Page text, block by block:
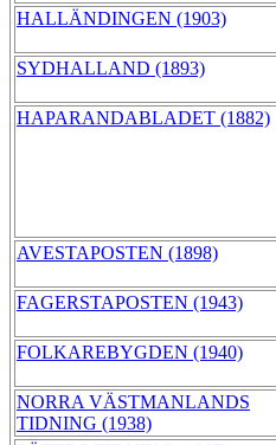
HALLÄNDINGEN (1903)
SYDHALLAND (1893)
HAPARANDABLADET (1882)
AVESTAPOSTEN (1898)
FAGERSTAPOSTEN (1943)
FOLKAREBYGDEN (1940)
NORRA VÄSTMANLANDS
TIDNING (1938)